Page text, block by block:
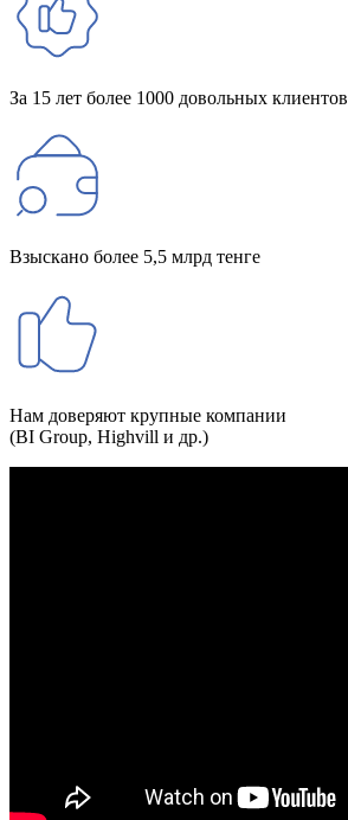
За 15 лет более 1000 довольных клиентов
Взыскано более 5,5 млрд тенге
Нам доверяют крупные компании
(BI Group, Highvill и др.)